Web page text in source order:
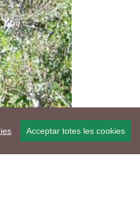
Acceptar totes les cookies